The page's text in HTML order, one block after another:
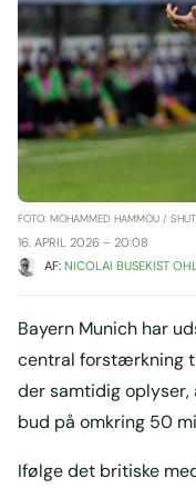
FOTO: MOHAMMED HAMMOU /
16. APRIL 2026 – 20:08
AF: NICOLAI BUSEKIST
Bayern Munich har
central forstærkning
der samtidig oplyser,
bud på omkring 50
Ifølge det britiske